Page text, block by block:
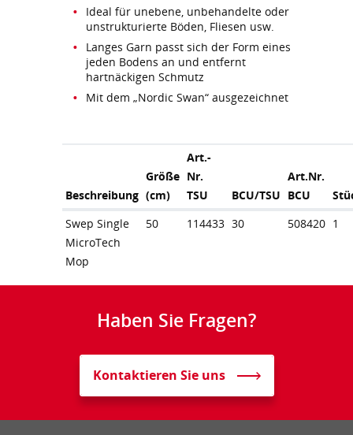
Ideal für unebene, unbehandelte oder
unstrukturierte Böden, Fliesen usw.
Langes Garn passt sich der Form eines
jeden Bodens an und entfernt
hartnäckigen Schmutz
Mit dem „Nordic Swan“ ausgezeichnet
Beschreibung
Größe
(cm)
Art.-
Nr.
TSU
BCU/TSU
Art.Nr.
BCU
Swep Single
MicroTech
Mop
50 114433 30 508420 1
Haben Sie Fragen?
Kontaktieren Sie uns